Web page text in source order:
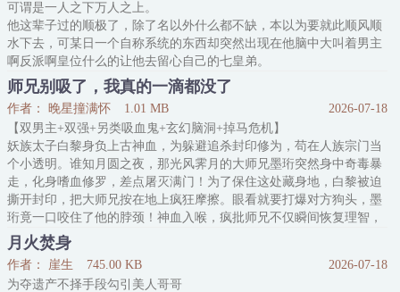
可谓是一人之下万人之上。
他这辈子过的顺极了，除了名以外什么都不缺，本以为要就此顺风顺
水下去，可某日一个自称系统的东西却突然出现在他脑中大叫着男主
啊反派啊皇位什么的让他去留心自己的七皇弟。
本着宁可错杀一千不可放过一个的念头。
燕欲恕去好好“照料”了一番自己这位皇弟，谁料刚回宫就见自己亲爹
邀请这家小姐进宫赏花，那家哥儿进宫喝茶，搞的燕欲恕烦不胜烦，
干脆跑出去躲清净。
谁成想刚找地方待好，就有个柔弱貌美哥儿泪眼朦胧的往
师兄别吸了，我真的一滴都没了
作者： 晚星撞满怀 1.01 MB
2026-07-18
【双男主+双强+另类吸血鬼+玄幻脑洞+掉马危机】
妖族太子白黎身负上古神血，为躲避追杀封印修为，苟在人族宗门当
个小透明。谁知月圆之夜，那光风霁月的大师兄墨珩突然身中奇毒暴
走，化身嗜血修罗，差点屠灭满门！为了保住这处藏身地，白黎被迫
撕开封印，把大师兄按在地上疯狂摩擦。眼看就要打爆对方狗头，墨
珩竟一口咬住了他的脖颈！神血入喉，疯批师兄不仅瞬间恢复理智，
修为还当场突破。白黎本以为这只是个意外，结果从此被这怪物彻底
缠上。下秘境打怪，墨珩一剑能劈碎十只大妖，却偏要故意挨上一爪
子，眼巴巴凑过来：“师弟，我又毒发了，
月火焚身
作者： 崖生 745.00 KB
2026-07-18
为夺遗产不择手段勾引美人哥哥